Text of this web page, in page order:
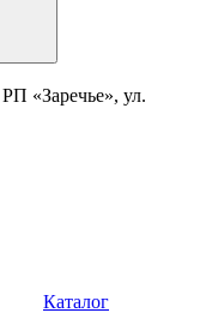
«Заречье», ул.
Каталог